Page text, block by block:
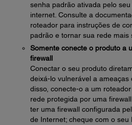
senha padrão ativada pelo
internet. Consulte a
roteador para instruções de
padrão e tornar sua rede mais
Somente conecte o produto a
firewall
Conectar o seu produto
deixá-lo vulnerável a ameaças
disso, conecte-o a um
rede protegida por uma
ter uma firewall configurada
de Internet; cheque com o seu